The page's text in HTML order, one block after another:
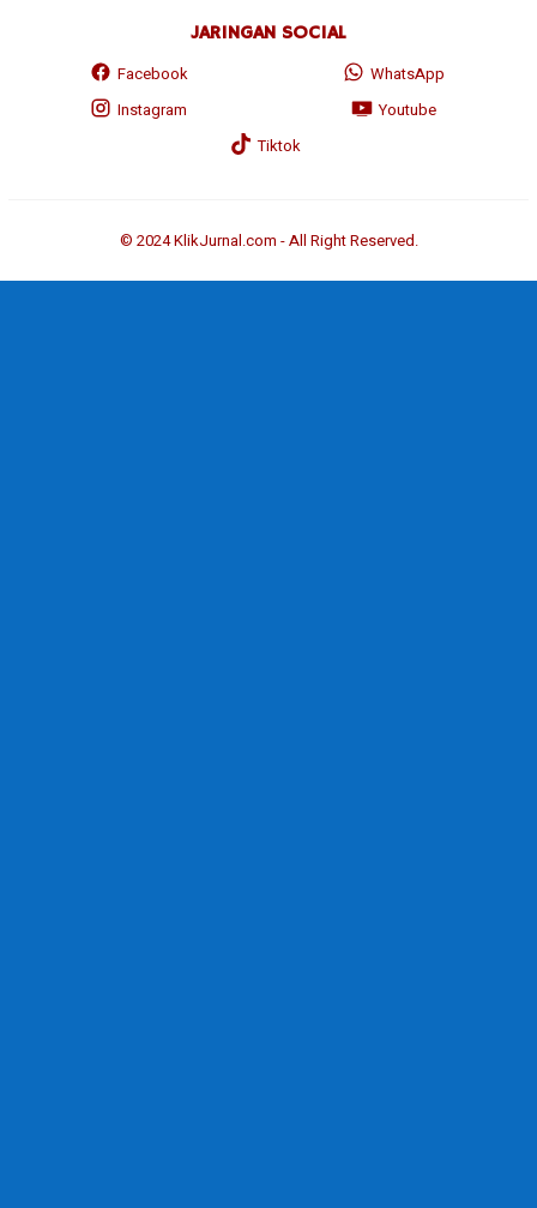
JARINGAN SOCIAL
Facebook
WhatsApp
Instagram
Youtube
Tiktok
© 2024 KlikJurnal.com - All Right Reserved.